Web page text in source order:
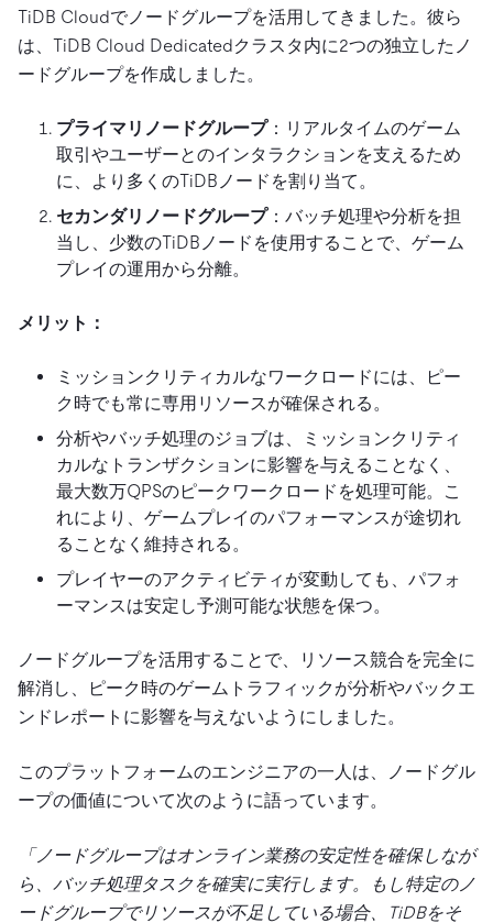
TiDB Cloudでノードグループを活用してきました。彼ら
は、TiDB Cloud Dedicatedクラスタ内に2つの独立したノ
ードグループを作成しました。
プライマリノードグループ：リアルタイムのゲーム
取引やユーザーとのインタラクションを支えるため
に、より多くのTiDBノードを割り当て。
セカンダリノードグループ：バッチ処理や分析を担
当し、少数のTiDBノードを使用することで、ゲーム
プレイの運用から分離。
メリット：
ミッションクリティカルなワークロードには、ピー
ク時でも常に専用リソースが確保される。
分析やバッチ処理のジョブは、ミッションクリティ
カルなトランザクションに影響を与えることなく、
最大数万QPSのピークワークロードを処理可能。こ
れにより、ゲームプレイのパフォーマンスが途切れ
ることなく維持される。
プレイヤーのアクティビティが変動しても、パフォ
ーマンスは安定し予測可能な状態を保つ。
ノードグループを活用することで、リソース競合を完全に
解消し、ピーク時のゲームトラフィックが分析やバックエ
ンドレポートに影響を与えないようにしました。
このプラットフォームのエンジニアの一人は、ノードグル
ープの価値について次のように語っています。
「ノードグループはオンライン業務の安定性を確保しなが
ら、バッチ処理タスクを確実に実行します。もし特定のノ
ードグループでリソースが不足している場合、TiDBをそ